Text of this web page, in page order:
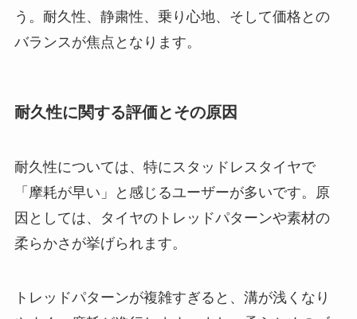
う。耐久性、静粛性、乗り心地、そして価格との
バランスが焦点となります。
耐久性に関する評価とその原因
耐久性については、特にスタッドレスタイヤで
「摩耗が早い」と感じるユーザーが多いです。原
因としては、タイヤのトレッドパターンや素材の
柔らかさが挙げられます。
トレッドパターンが複雑すぎると、溝が浅くなり